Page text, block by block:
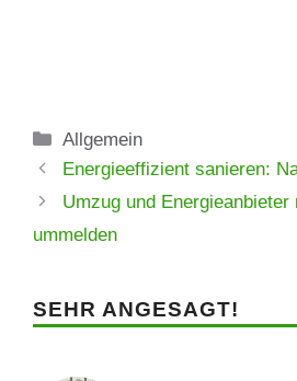
Kategorien
Allgemein
Energieeffizient sanieren:
Umzug und Energieanbieter
ummelden
SEHR ANGESAGT!